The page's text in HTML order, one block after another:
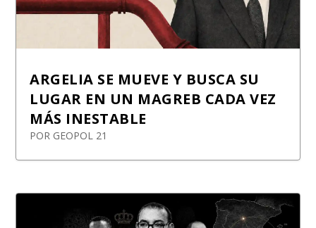
ARGELIA SE MUEVE Y BUSCA SU
LUGAR EN UN MAGREB CADA VEZ
MÁS INESTABLE
POR GEOPOL 21